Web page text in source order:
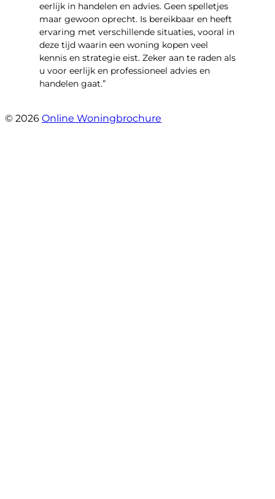
eerlijk in handelen en advies. Geen spelletjes
maar gewoon oprecht. Is bereikbaar en heeft
ervaring met verschillende situaties, vooral in
deze tijd waarin een woning kopen veel
kennis en strategie eist. Zeker aan te raden als
u voor eerlijk en professioneel advies en
handelen gaat.”
© 2026 Online Woningbrochure